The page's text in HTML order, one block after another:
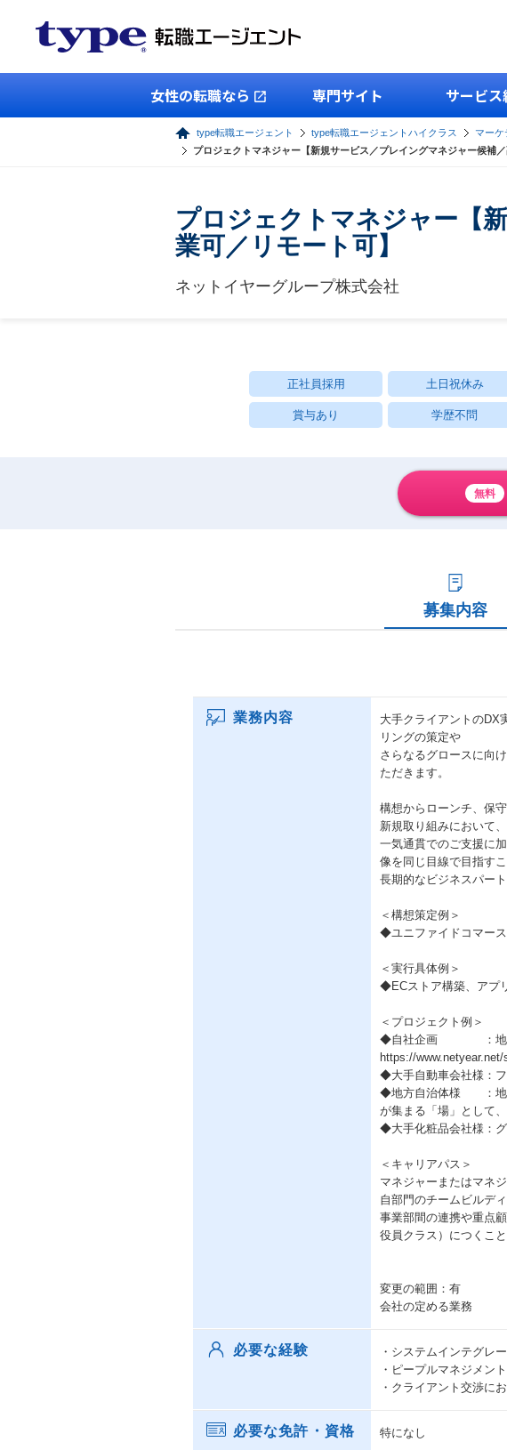
女性の転職なら 専門サイト サービス
type転職エージェント type転職エージェントハイクラス マーケ
プロジェクトマネジャー【新規サービス／プレイングマネジャー候補／
プロジェクトマネジャー【
業可／リモート可】
ネットイヤーグループ株式会社
正社員採用 土日祝休み
賞与あり 学歴不問
無料
募集内容
業務内容
大手クライアントのDX
リングの策定や
さらなるグロースに向
ただきます。
構想からローンチ、保
新規取り組みにおいて
一気通貫でのご支援に
像を同じ目線で目指す
長期的なビジネスパー
＜構想策定例＞
◆ユニファイドコマ
＜実行具体例＞
◆ECストア構築、ア
＜プロジェクト例＞
◆自社企画 ：地域活
https://
◆大手自動車会社様：
◆地方自治体様 ：地方
が集まる「場」として
◆大手化粧品会社様：
＜キャリアパス＞
マネジャーまたはマネ
自部門のチームビルデ
事業部間の連携や重点
役員クラス）につくこと
変更の範囲：有
会社の定める業務
必要な経験
・システムインテグレ
・ピープルマネジメン
・クライアント交渉に
必要な免許・資格 特になし